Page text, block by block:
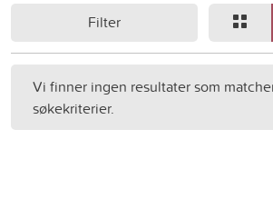
Filter
Vi finner ingen resultater som
søkekriterier.